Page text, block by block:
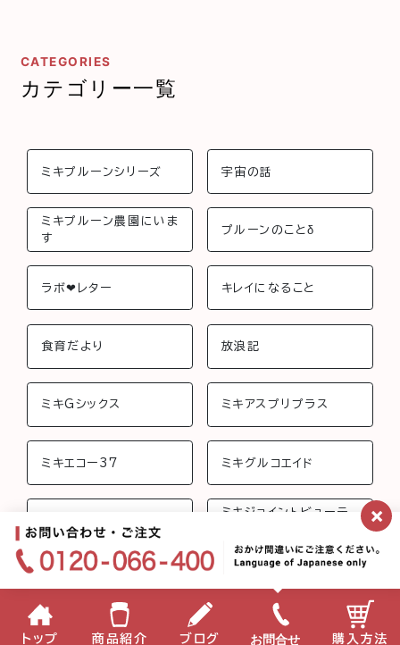
CATEGORIES
カテゴリー一覧
ミキプルーンシリーズ 宇宙の話
ミキプルーン農園にいま
す
プルーンのことδ
ラボ❤︎レター キレイになること
食育だより 放浪記
ミキGシックス ミキアスプリプラス
ミキエコー37 ミキグルコエイド
ミキジョイントビューテ
ミキフローライフ トリニ
ティ
ミキプロティーン95 ス
みらいげんき
×
トップ 商品紹介 ブログ お問合せ 購入方法